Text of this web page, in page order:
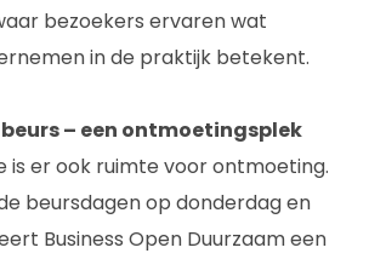
bezoekers ervaren wat
in de praktijk betekent.
beurs – een ontmoetingsplek
is er ook ruimte voor ontmoeting.
beursdagen op donderdag en
Business Open Duurzaam een